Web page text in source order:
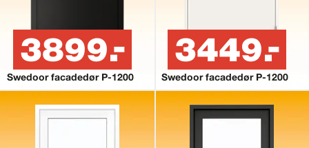
3899.-
Swedoor facadedør P-1200
3449.-
Swedoor facadedør P-1200